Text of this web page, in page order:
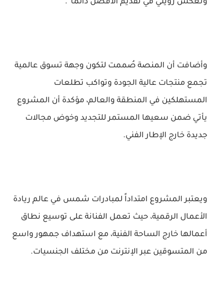
وتعكس رؤيتي في تقديم الأفضل دائمًا”.
وأضافت أن المنصة صُممت لتكون وجهة تسوق عالمية
تجمع منتجات عالية الجودة وتواكب تطلعات
المستهلكين في المنطقة والعالم، مؤكدة أن المشروع
يأتي ضمن سعيها المستمر للتجديد وخوض مجالات
جديدة خارج الإطار الفني.
ويعتبر المشروع امتداداً لمبادرات شمس في عالم ريادة
الأعمال الرقمية، حيث تعمل الفنانة على توسيع نطاق
أعمالها خارج الساحة الفنية، مع استهداف جمهور واسع
من المتسوقين عبر الإنترنت من مختلف الجنسيات.